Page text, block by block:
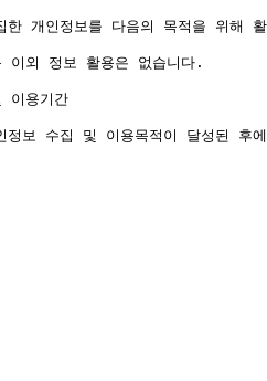
개인정보를 다음의 목적을 위해
외 정보 활용은 없습니다.
이용기간
보 수집 및 이용목적이 달성된 후